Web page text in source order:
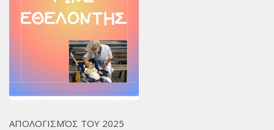
ΑΠΟΛΟΓΙΣΜΌΣ ΤΟΥ 2025